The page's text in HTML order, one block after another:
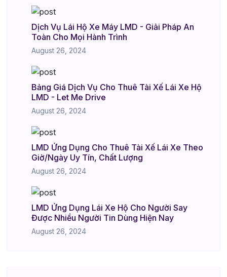
Dịch Vụ Lái Hộ Xe Máy LMD - Giải Pháp An
Toàn Cho Mọi Hành Trình
August 26, 2024
Bảng Giá Dịch Vụ Cho Thuê Tài Xế Lái Xe Hộ
LMD - Let Me Drive
August 26, 2024
LMD Ứng Dụng Cho Thuê Tài Xế Lái Xe Theo
Giờ/Ngày Uy Tín, Chất Lượng
August 26, 2024
LMD Ứng Dụng Lái Xe Hộ Cho Người Say
Được Nhiều Người Tin Dùng Hiện Nay
August 26, 2024